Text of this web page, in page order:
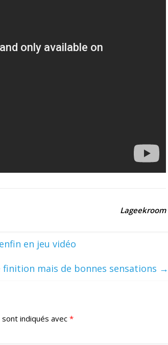
Lageekroom
en jeu vidéo
finition mais de bonnes sensations →
indiqués avec*